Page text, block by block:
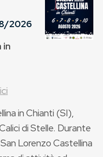
2026
in
in Chianti (SI),
di Stelle. Durante
Lorenzo Castellina